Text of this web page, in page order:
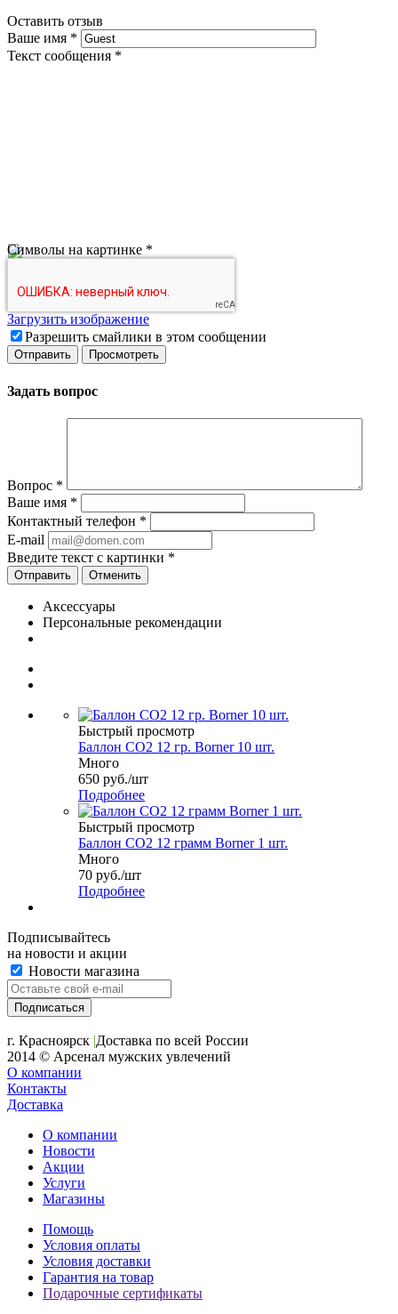
Оставить отзыв
Ваше имя *
Текст сообщения *
Символы на картинке *
Загрузить изображение
Разрешить смайлики в этом сообщении
Задать вопрос
Вопрос *
Ваше имя *
Контактный телефон *
E-mail
Введите текст с картинки *
Отменить
Аксессуары
Персональные рекомендации
Быстрый просмотр
Баллон СО2 12 гр. Borner 10 шт.
Много
650 руб./шт
Подробнее
Быстрый просмотр
Баллон СО2 12 грамм Borner 1 шт.
Много
70 руб./шт
Подробнее
Подписывайтесь
на новости и акции
Новости магазина
г. Красноярск |Доставка по всей России
2014 © Арсенал мужских увлечений
О компании
Контакты
Доставка
О компании
Новости
Акции
Услуги
Магазины
Помощь
Условия оплаты
Условия доставки
Гарантия на товар
Подарочные сертификаты